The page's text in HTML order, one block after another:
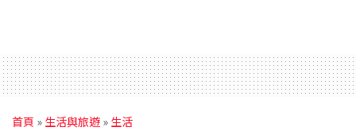
首頁 » 生活與旅遊 » 生活